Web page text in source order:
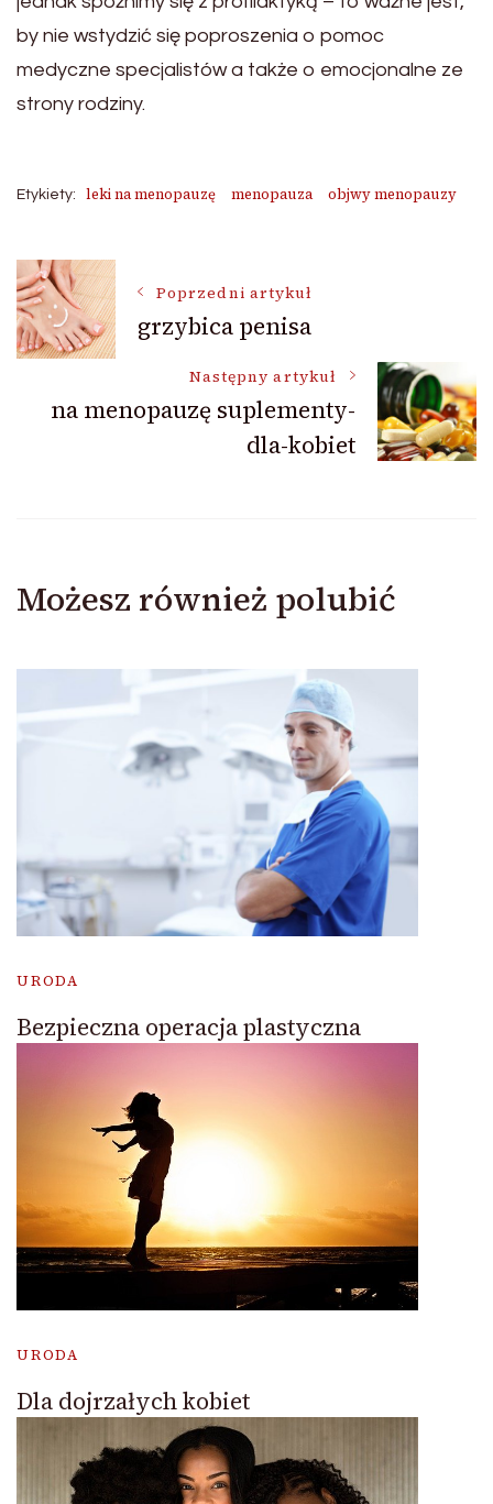
by nie wstydzić się poproszenia o pomoc
medyczne specjalistów a także o emocjonalne ze
strony rodziny.
Etykiety: leki na menopauzę menopauza objwy menopauzy
Nawigacja
wpisu
Poprzedni artykuł
grzybica penisa
Następny artykuł
na menopauzę suplementy-
dla-kobiet
Możesz również polubić
URODA
Bezpieczna operacja plastyczna
URODA
Dla dojrzałych kobiet